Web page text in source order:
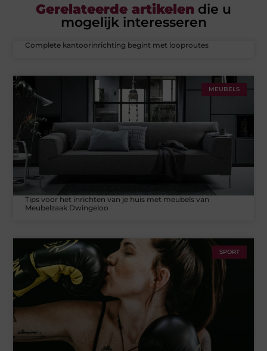
Gerelateerde artikelen die u
mogelijk interesseren
Complete kantoorinrichting begint met looproutes
MEUBELS
Tips voor het inrichten van je huis met meubels van
Meubelzaak Dwingeloo
SPORT